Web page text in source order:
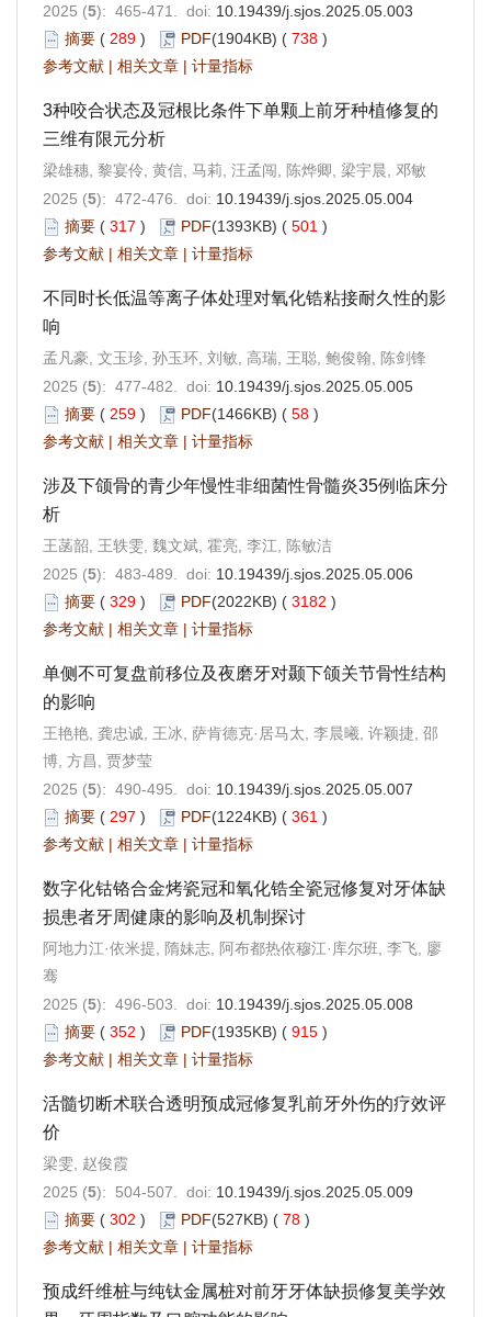
2025 (5): 465-471. doi: 10.19439/j.sjos.2025.05.003
摘要 ( 289 ) PDF(1904KB) ( 738 )
参考文献 | 相关文章 | 计量指标
3种咬合状态及冠根比条件下单颗上前牙种植修复的
三维有限元分析
梁雄穗, 黎宴伶, 黄信, 马莉, 汪孟闯, 陈烨卿, 梁宇晨, 邓敏
2025 (5): 472-476. doi: 10.19439/j.sjos.2025.05.004
摘要 ( 317 ) PDF(1393KB) ( 501 )
参考文献 | 相关文章 | 计量指标
不同时长低温等离子体处理对氧化锆粘接耐久性的影
响
孟凡豪, 文玉珍, 孙玉环, 刘敏, 高瑞, 王聪, 鲍俊翰, 陈剑锋
2025 (5): 477-482. doi: 10.19439/j.sjos.2025.05.005
摘要 ( 259 ) PDF(1466KB) ( 58 )
参考文献 | 相关文章 | 计量指标
涉及下颌骨的青少年慢性非细菌性骨髓炎35例临床分
析
王菡韶, 王轶雯, 魏文斌, 霍亮, 李江, 陈敏洁
2025 (5): 483-489. doi: 10.19439/j.sjos.2025.05.006
摘要 ( 329 ) PDF(2022KB) ( 3182 )
参考文献 | 相关文章 | 计量指标
单侧不可复盘前移位及夜磨牙对颞下颌关节骨性结构
的影响
王艳艳, 龚忠诚, 王冰, 萨肯德克·居马太, 李晨曦, 许颖捷, 邵
博, 方昌, 贾梦莹
2025 (5): 490-495. doi: 10.19439/j.sjos.2025.05.007
摘要 ( 297 ) PDF(1224KB) ( 361 )
参考文献 | 相关文章 | 计量指标
数字化钴铬合金烤瓷冠和氧化锆全瓷冠修复对牙体缺
损患者牙周健康的影响及机制探讨
阿地力江·依米提, 隋妹志, 阿布都热依穆江·库尔班, 李飞, 廖
骞
2025 (5): 496-503. doi: 10.19439/j.sjos.2025.05.008
摘要 ( 352 ) PDF(1935KB) ( 915 )
参考文献 | 相关文章 | 计量指标
活髓切断术联合透明预成冠修复乳前牙外伤的疗效评
价
梁雯, 赵俊霞
2025 (5): 504-507. doi: 10.19439/j.sjos.2025.05.009
摘要 ( 302 ) PDF(527KB) ( 78 )
参考文献 | 相关文章 | 计量指标
预成纤维桩与纯钛金属桩对前牙牙体缺损修复美学效